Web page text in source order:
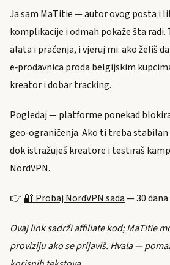
Ja sam MaTitie — autor ovog posta i
komplikacije i odmah pokaže šta
alata i praćenja, i vjeruj mi: ako želiš
e‑prodavnica proda belgijskim
kreator i dobar tracking.
Pogledaj — platforme ponekad
geo‑ograničenja. Ako ti treba
dok istražuješ kreatore i testiraš
NordVPN.
👉 🔐 Probaj NordVPN sada— 30
Ovaj link sadrži affiliate kod; MaTitie
proviziju ako se prijaviš. Hvala —